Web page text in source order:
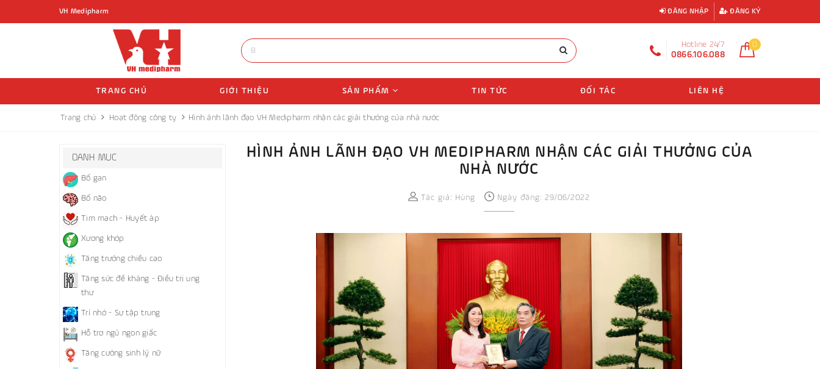
VH Medipharm ĐĂNG NHẬP ĐĂNG KÝ
Hotline 24/7
0866.106.088
0
TRANG CHỦ GIỚI THIỆU SẢN PHẨM TIN TỨC ĐỐI TÁC LIÊN HỆ
Trang chủ Hoạt động công ty Hình ảnh lãnh đạo VH Medipharm nhận các giải thưởng của nhà nước
HÌNH ẢNH LÃNH ĐẠO VH MEDIPHARM NHẬN CÁC GIẢI THƯỞNG CỦA
NHÀ NƯỚC
Tác giả: Hùng Ngày đăng: 29/06/2022
DANH MỤC
Bổ gan
Bổ não
Tim mạch - Huyết áp
Xương khớp
Tăng trưởng chiều cao
Tăng sức đề kháng - Điều trị ung
thư
Trí nhớ - Sự tập trung
Hỗ trợ ngủ ngon giấc
Tăng cường sinh lý nữ